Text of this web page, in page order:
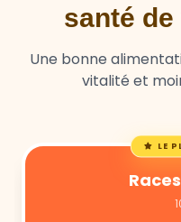
santé
Une bonne
vitalité et
LE